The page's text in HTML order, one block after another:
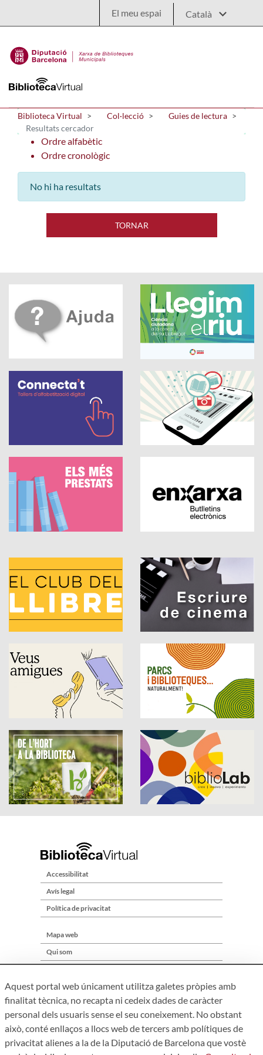
El meu espai
Biblioteca Virtual Col·lecció
Guies de lectura
Resultats cercador
Ordre alfabètic
Ordre cronològic
No hi ha resultats
TORNAR
Accessibilitat
Avís legal
Política de privacitat
Mapa web
Qui som
Aquest portal web únicament utilitza galetes pròpies amb
finalitat tècnica, no recapta ni cedeix dades de caràcter
personal dels usuaris sense el seu coneixement. No obstant
això, conté enllaços a llocs web de tercers amb polítiques de
privacitat alienes a la de la Diputació de Barcelona que vostè